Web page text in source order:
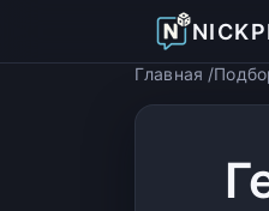
Главная